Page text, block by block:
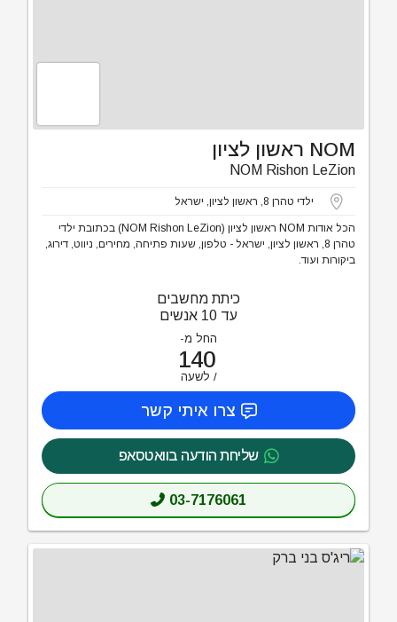
NOM ראשון לציון
NOM Rishon LeZion
ילדי טהרן 8, ראשון לציון, ישראל
הכל אודות NOM ראשון לציון (NOM Rishon LeZion) בכתובת ילדי
טהרן 8, ראשון לציון, ישראל - טלפון, שעות פתיחה, מחירים, ניווט, דירוג,
ביקורות ועוד.
כיתת מחשבים
עד 10 אנשים
החל מ-
140
לשעה
צרו איתי קשר
שליחת הודעה בוואטסאפ
03-7176061